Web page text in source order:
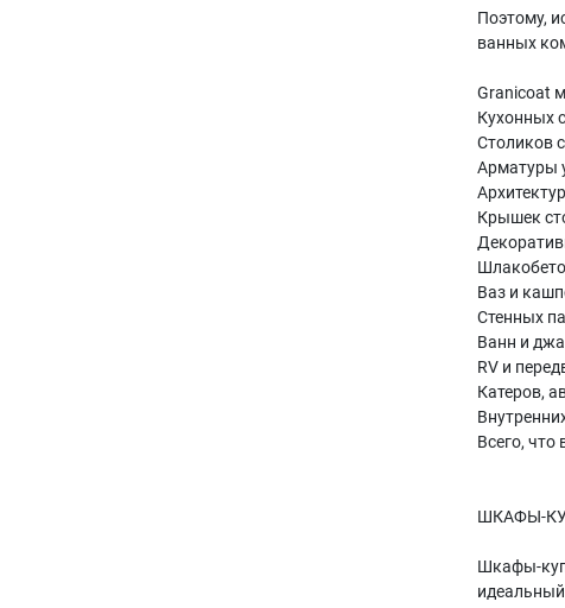
Поэтому,
ванных
Granicoat
Кухонных
Столиков
Арматуры
Крышек
Ваз и
Стенных
Ванн и
RV и
Катеров,
Всего,
ШКАФЫ-
Шкафы-
идеальный